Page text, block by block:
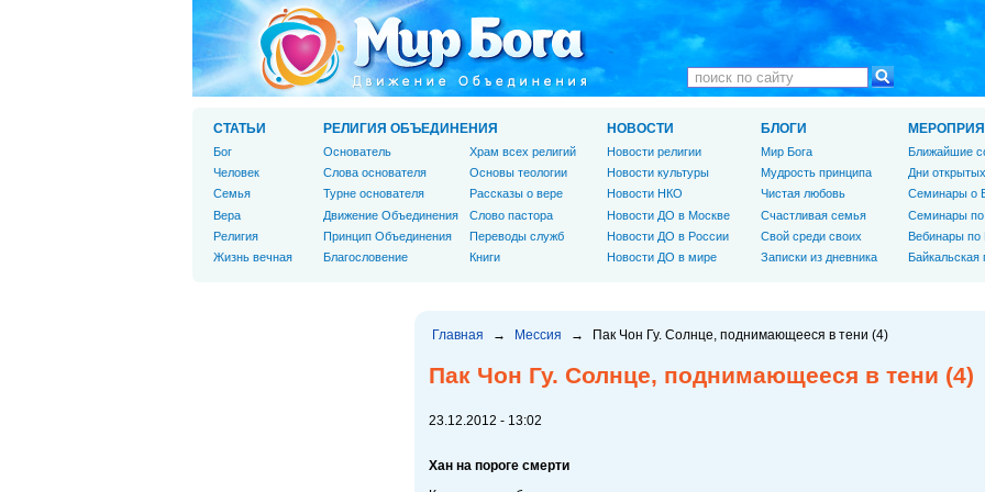
Главная → Мессия → Пак Чон Гу. Солнце, поднимающееся в тени (4)
Пак Чон Гу. Солнце, поднимающееся в тени (4)
23.12.2012 - 13:02
Хан на пороге смерти
СТАТЬИ
Бог
Человек
Cемья
Вера
Религия
Жизнь вечная
РЕЛИГИЯ ОБЪЕДИНЕНИЯ
Основатель
Слова основателя
Турне основателя
Движение Объединения
Принцип Объединения
Благословение
Храм всех религий
Основы теологии
Рассказы о вере
Слово пастора
Переводы служб
Книги
НОВОСТИ
Новости религии
Новости культуры
Новости НКО
Новости ДО в Москве
Новости ДО в России
Новости ДО в мире
БЛОГИ
Мир Бога
Мудрость принципа
Чистая любовь
Счастливая семья
Свой среди своих
Записки из дневника
Ближайшие
Дни
Семинары о
Семинары
Вебинары по
Байкальская